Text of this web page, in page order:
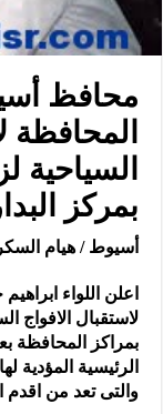
محافظ
المحافظة
السياحية
بمركز
أسيوط / هيام
اعلن اللواء
لاستقبال الافواج
بمراكز المحافظة
الرئيسية المؤدية
والتى تعد من اقدم